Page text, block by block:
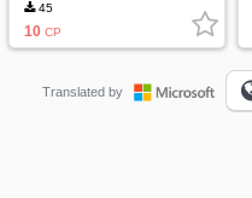
45
10 CP
Translated by